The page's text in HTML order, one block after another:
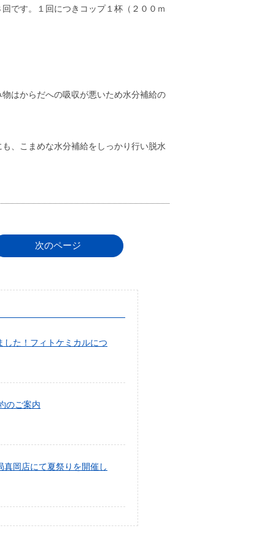
す。１回につきコップ１杯（２００ｍ
はからだへの吸収が悪いため水分補給の
、こまめな水分補給をしっかり行い脱水
次のページ
した！フィトケミカルにつ
のご案内
岡店にて夏祭りを開催し